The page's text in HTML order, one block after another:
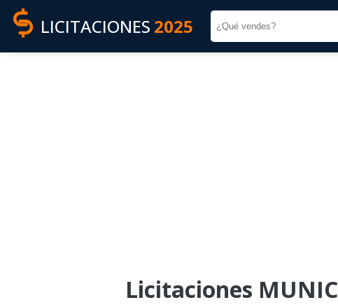
LICITACIONES 2025
Licitaciones